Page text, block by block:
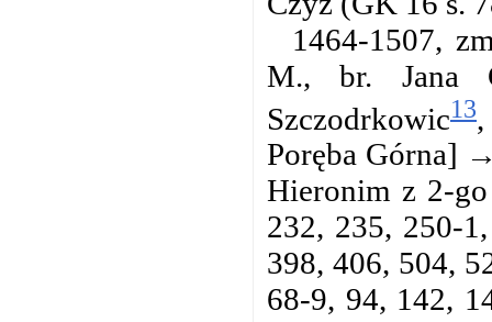
1464-1507,
M., br. Jana
Szczodrkowic13
Poręba Górna]
Hieronim z 2-
232, 235, 250-
398, 406, 504,
68-9, 94, 142,